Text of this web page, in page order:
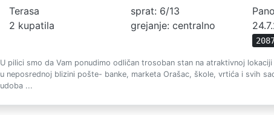
Terasa
2 kupatila
sprat: 6/13
grejanje: centralno
U pilici smo da Vam ponudimo odličan trosoban stan na atraktivnoj
u neposrednoj blizini pošte- banke, marketa Orašac, škole, vrtića i svih
udoba ...